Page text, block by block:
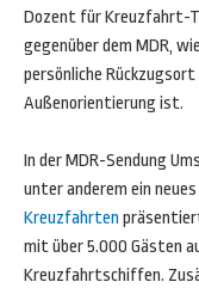
Dozent für Kreuzfahrt-
gegenüber dem MDR,
persönliche
Außenorientierung ist.
In der MDR-Sendung
unter anderem ein
Kreuzfahrten
mit über 5.000 Gästen
Kreuzfahrtschiffen.